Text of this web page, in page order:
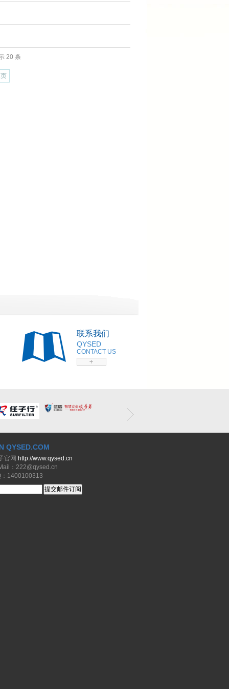
20 条
联系我们
QYSED
CONTACT US
QYSED.COM
官网 http://www.qysed.cn
：222@qysed.cn
1400100313